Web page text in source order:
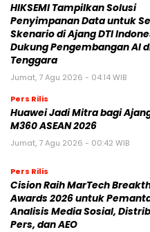
HIKSEMI Tampilkan Solusi
Penyimpanan Data untuk
Skenario di Ajang DTI
Dukung Pengembangan AI
Tenggara
Jumat, 7 Agu 2026 - 04:14 WIB
Pers Rilis
Huawei Jadi Mitra bagi
M360 ASEAN 2026
Jumat, 7 Agu 2026 - 00:42 WIB
Pers Rilis
Cision Raih MarTech
Awards 2026 untuk
Analisis Media Sosial,
Pers, dan AEO